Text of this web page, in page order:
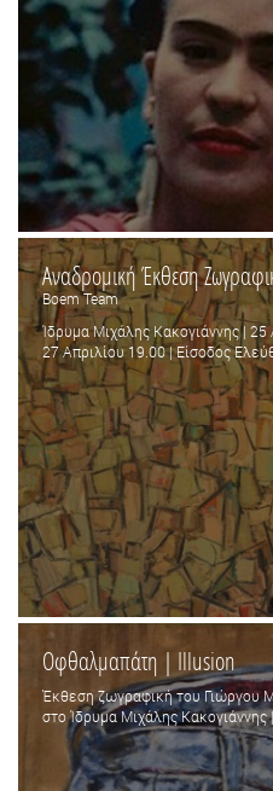
Αναδρομική Έκθεση
Boem Team
Ίδρυμα Μιχάλης Κακογιάννης | 25
27 Απριλίου 19.00 | Είσοδος
Οφθαλμαπάτη | Illusion
Έκθεση ζωγραφική του Γιώργου
στο Ίδρυμα Μιχάλης